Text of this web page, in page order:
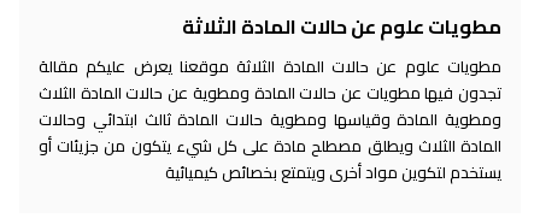
مطويات علوم عن حالات المادة الثلاثة
مطويات علوم عن حالات المادة الثلاثة موقعنا يعرض عليكم مقالة
تجدون فيها مطويات عن حالات المادة ومطوية عن حالات المادة الثلاث
ومطوية المادة وقياسها ومطوية حالات المادة ثالث ابتدائي وحالات
المادة الثلاث ويطلق مصطلح مادة على كل شيء يتكون من جزيئات أو
يستخدم لتكوين مواد أخرى ويتمتع بخصائص كيميائية